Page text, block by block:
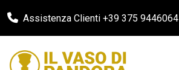
Assistenza Clienti +39 375 9446064